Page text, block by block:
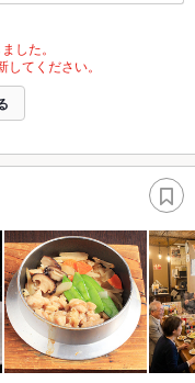
した。
てください。